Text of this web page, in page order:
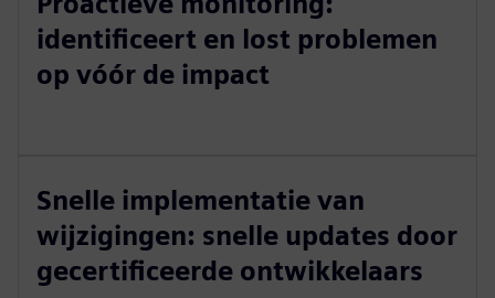
identificeert en lost problemen
op vóór de impact
Snelle implementatie van
wijzigingen: snelle updates door
gecertificeerde ontwikkelaars